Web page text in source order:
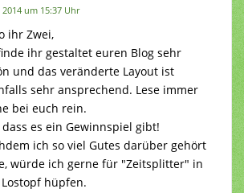
2014 um 15:37 Uhr
ihr Zwei,
ihr gestaltet euren Blog sehr
und das veränderte Layout ist
sehr ansprechend. Lese immer
bei euch rein.
dass es ein Gewinnspiel gibt!
ich so viel Gutes darüber gehört
würde ich gerne für "Zeitsplitter" in
hüpfen.